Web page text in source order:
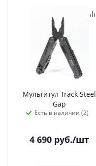
Мультитул Track Steel
Gap
Есть в наличии (2)
4 690 руб./шт